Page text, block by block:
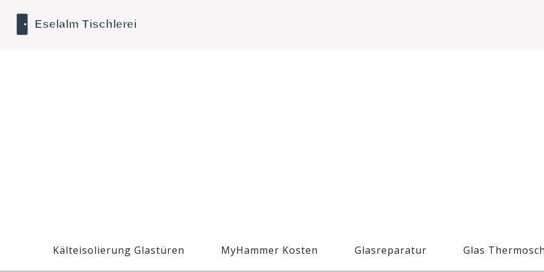
Kälteisolierung Glastüren MyHammer Kosten Glasreparatur Glas